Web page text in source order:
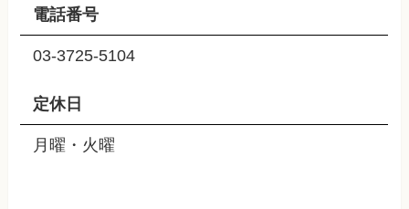
電話番号
03-3725-5104
定休日
月曜・火曜